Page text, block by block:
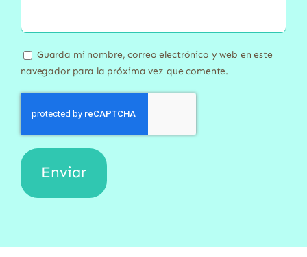
Guarda mi nombre, correo electrónico y web en este
navegador para la próxima vez que comente.